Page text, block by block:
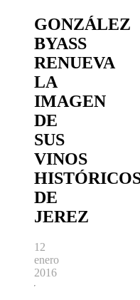
GONZÁLEZ
BYASS
RENUEVA
LA
IMAGEN
DE
SUS
VINOS
DE
JEREZ
12
enero
2016